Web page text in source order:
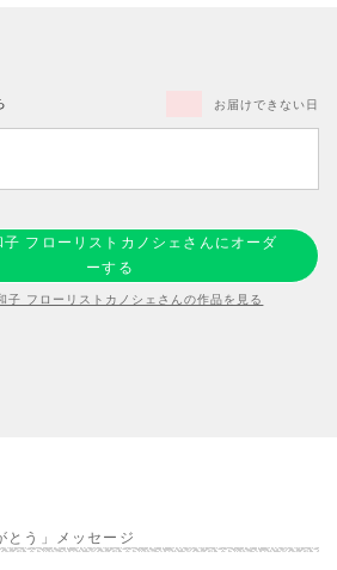
お届けできない日
子 フローリストカノシェさんにオーダ
ーする
子 フローリストカノシェさんの作品を見る
とう」メッセージ